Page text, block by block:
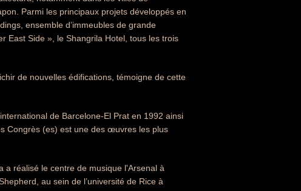
Parmi les principaux projets développés en
ensemble d’immeubles de grande
East Side », le Shangrila Hotel, tous les trois
de nouvelles édifications, témoigne de cette
de Barcelone-El Prat en 1992 ainsi
Congrès (es) est une des œuvres les plus
a réalisé le centre de musique l'Arsenal à
au sein de l’université de Rice à